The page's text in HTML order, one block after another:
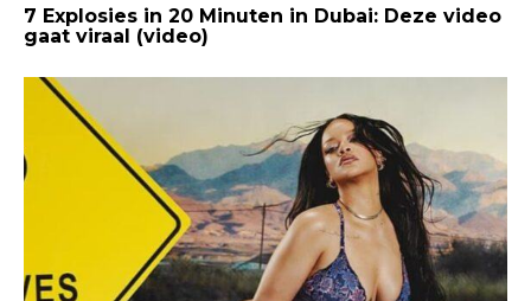
7 Explosies in 20 Minuten in Dubai: Deze video
gaat viraal (video)